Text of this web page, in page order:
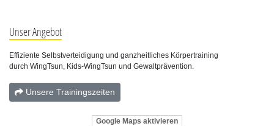
Unser Angebot
Effiziente Selbstverteidigung und ganzheitliches Körpertraining
durch WingTsun, Kids-WingTsun und Gewaltprävention.
Unsere Trainingszeiten
Google Maps aktivieren